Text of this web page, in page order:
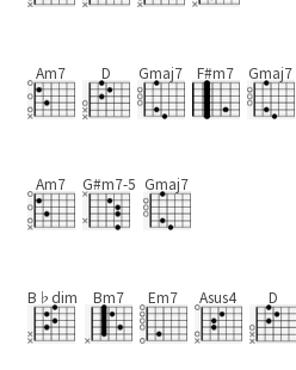
Am7 D Gmaj7 F#m7 Gmaj7
Am7 G#m7-5 Gmaj7
B♭dim Bm7 Em7 Asus4 D